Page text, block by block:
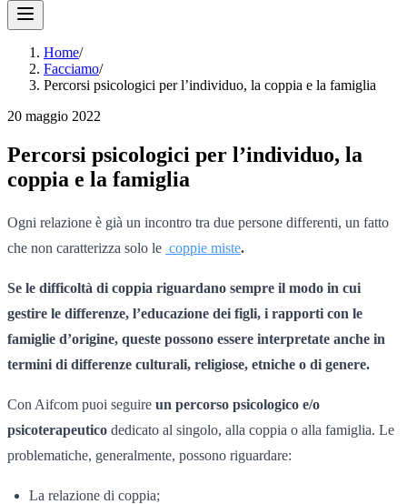
Home/
Facciamo/
Percorsi psicologici per l’individuo, la coppia e la famiglia
20 maggio 2022
Percorsi psicologici per l’individuo, la
coppia e la famiglia
Ogni relazione è già un incontro tra due persone differenti, un fatto
che non caratterizza solo le coppie miste.
Se le difficoltà di coppia riguardano sempre il modo in cui
gestire le differenze, l’educazione dei figli, i rapporti con le
famiglie d’origine, queste possono essere interpretate anche in
termini di differenze culturali, religiose, etniche o di genere.
Con Aifcom puoi seguire un percorso psicologico e/o
psicoterapeutico dedicato al singolo, alla coppia o alla famiglia. Le
problematiche, generalmente, possono riguardare:
La relazione di coppia;